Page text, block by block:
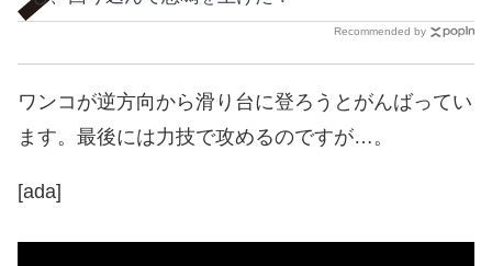
Recommended by
ワンコが逆方向から滑り台に登ろうとがんばってい
ます。最後には力技で攻めるのですが…。
[ada]